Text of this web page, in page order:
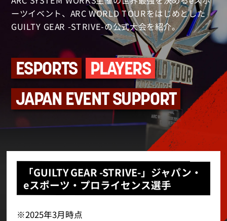
ーツイベント、ARC WORLD TOURをはじめとした
GUILTY GEAR -STRIVE-の公式大会を紹介。
ESPORTS
PLAYERS
JAPAN EVENT SUPPORT
「GUILTY GEAR -STRIVE-」ジャパン・
eスポーツ・プロライセンス選手
※2025年3月時点